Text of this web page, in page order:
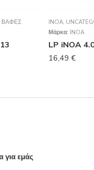
ΒΑΦΈΣ
INOA,
Μάρκα: INOA
LP iNOA
16,49 €
για εμάς